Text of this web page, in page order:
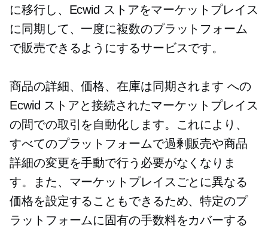
に移行し、Ecwid ストアをマーケットプレイス
に同期して、一度に複数のプラットフォーム
で販売できるようにするサービスです。
商品の詳細、価格、在庫は同期されますへの
Ecwid ストアと接続されたマーケットプレイス
の間での取引を自動化します。これにより、
すべてのプラットフォームで過剰販売や商品
詳細の変更を手動で行う必要がなくなりま
す。また、マーケットプレイスごとに異なる
価格を設定することもできるため、特定のプ
ラットフォームに固有の手数料をカバーする